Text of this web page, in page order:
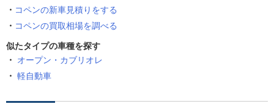
コペンの新車見積りをする
コペンの買取相場を調べる
似たタイプの車種を探す
オープン・カブリオレ
軽自動車